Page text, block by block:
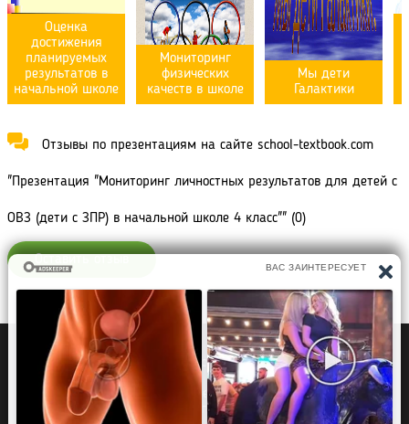
Оценка
достижения
планируемых
результатов в
начальной школе
Мониторинг
физических
качеств в школе
Мы дети
Галактики
Отзывы по презентациям на сайте school-textbook.com
"Презентация "Мониторинг личностных результатов для детей с
ОВЗ (дети с ЗПР) в начальной школе 4 класс"" (0)
Оставить отзыв
Политика конфиденциальности
Правообладателям
Рефераты Дипломы Курсовые работы
Читать книги
Аудиокниги